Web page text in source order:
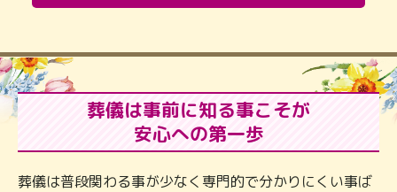
葬儀は事前に知る事こそが
安心への第一歩
葬儀は普段関わる事が少なく専門的で分かりにくい事ば